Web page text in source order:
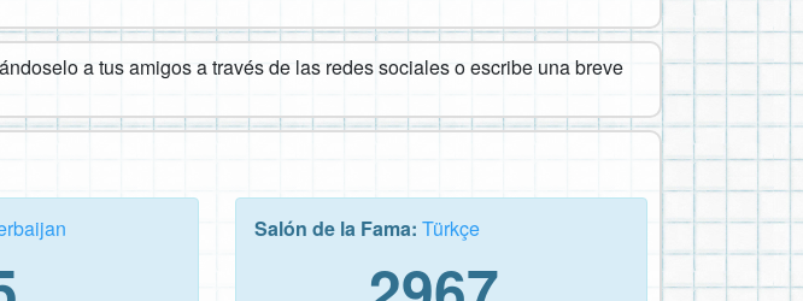
a tus amigos a través de las redes sociales o escribe una breve
Salón de la Fama: Türkçe